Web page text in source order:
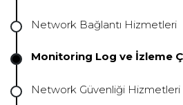
Network Bağlantı Hizmetleri
Monitoring Log ve İzleme
Network Güvenliği Hizmetleri